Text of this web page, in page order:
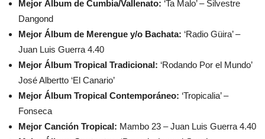
Mejor Álbum de Cumbia/Vallenato: ‘Ta Malo’ – Silvestre
Dangond
Mejor Álbum de Merengue y/o Bachata: ‘Radio Güira’ –
Juan Luis Guerra 4.40
Mejor Álbum Tropical Tradicional: ‘Rodando Por el Mundo’
José Albertto ‘El Canario’
Mejor Álbum Tropical Contemporáneo: ‘Tropicalia’ –
Fonseca
Mejor Canción Tropical: Mambo 23 – Juan Luis Guerra 4.40